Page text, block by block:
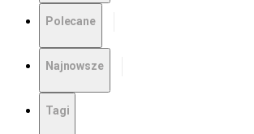
Polecane
Najnowsze
Tagi